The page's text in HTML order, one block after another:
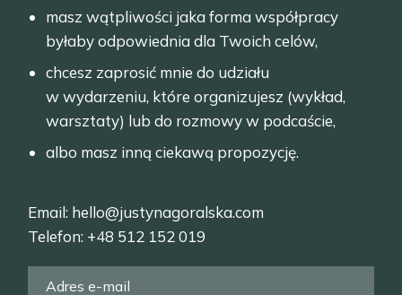
masz wątpliwości jaka forma współpracy
byłaby odpowiednia dla Twoich celów,
chcesz zaprosić mnie do udziału
w wydarzeniu, które organizujesz (wykład,
warsztaty) lub do rozmowy w podcaście,
albo masz inną ciekawą propozycję.
Email: hello@justynagoralska.com
Telefon: +48 512 152 019